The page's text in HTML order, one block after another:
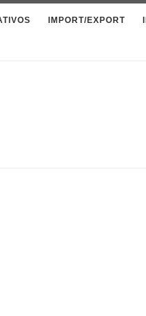
IMPORT/EXPORT